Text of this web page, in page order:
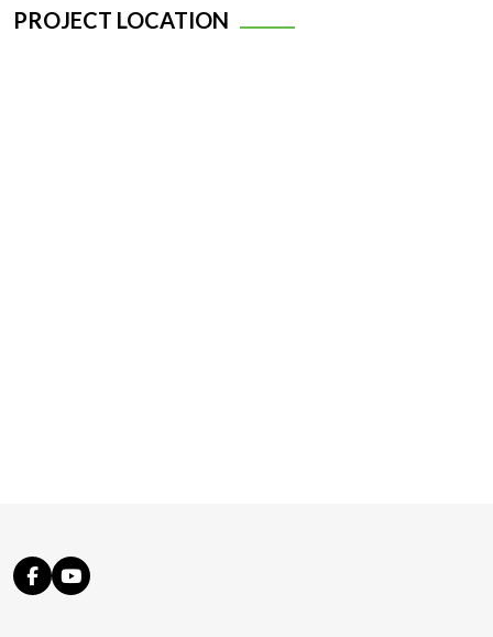
PROJECT LOCATION